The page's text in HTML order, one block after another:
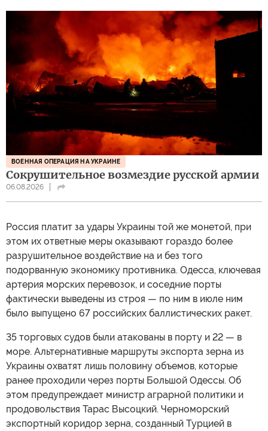
ВОЕННАЯ ОПЕРАЦИЯ НА УКРАИНЕ
Сокрушительное возмездие русской армии
06.08.2026
Россия платит за удары Украины той же монетой, при
этом их ответные меры оказывают гораздо более
разрушительное воздействие на и без того
подорванную экономику противника. Одесса, ключевая
артерия морских перевозок, и соседние порты
фактически выведены из строя — по ним в июле ним
было выпущено 67 российских баллистических ракет.
35 торговых судов были атакованы в порту и 22 — в
море. Альтернативные маршруты экспорта зерна из
Украины охватят лишь половину объемов, которые
ранее проходили через порты Большой Одессы. Об
этом предупреждает министр аграрной политики и
продовольствия Тарас Высоцкий. Черноморский
экспортный коридор зерна, созданный Турцией в